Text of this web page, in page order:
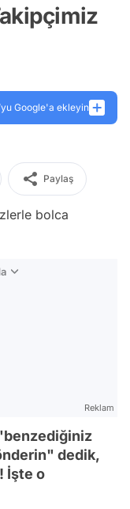
Google'a ekleyin
Paylaş
bolca
Reklam
dedik,
İşte o